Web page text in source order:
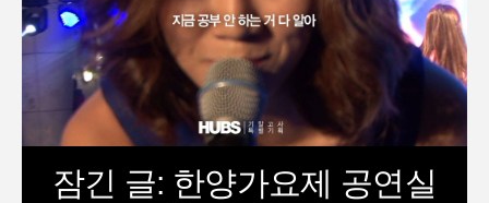
잠긴 글: 한양가요제 공연실